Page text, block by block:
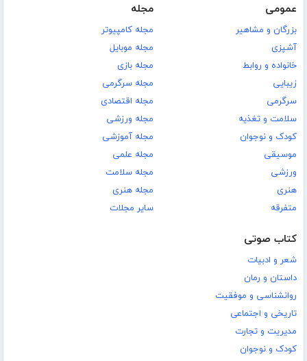
عمومی
بزرگان و مشاهیر
آشپزی
خانواده و روابط
زیبایی
سرگرمی
سلامت و تغذیه
کودک و نوجوان
موسیقی
ورزشی
هنری
متفرقه
مجله
مجله کامپیوتر
مجله موبایل
مجله بازی
مجله سرگرمی
مجله اقتصادی
مجله ورزشی
مجله آموزشی
مجله علمی
مجله سلامت
مجله هنری
سایر مجلات
کتاب صوتی
شعر و ادبیات
داستان و رمان
روانشناسی و موفقیت
تاریخی و اجتماعی
مدیریت و تجارت
کودک و نوجوان